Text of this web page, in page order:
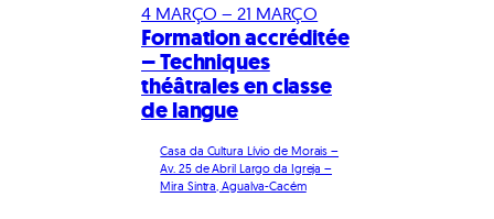
4 MARÇO – 21 MARÇO
Formation accréditée
– Techniques
théâtrales en classe
de langue
Casa da Cultura Lívio de Morais –
Av. 25 de Abril Largo da Igreja –
Mira Sintra, Agualva-Cacém